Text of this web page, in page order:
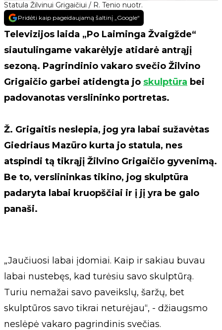
Statula Žilvinui Grigaičiui / R. Tenio nuotr.
Pridėti kaip pageidaujamą šaltinį „Google“
Televizijos laida „Po Laiminga Žvaigžde“
siautulingame vakarėlyje atidarė antrąjį
sezoną. Pagrindinio vakaro svečio Žilvino
Grigaičio garbei atidengta jo skulptūra bei
padovanotas verslininko portretas.
Ž. Grigaitis neslepia, jog yra labai sužavėtas
Giedriaus Mazūro kurta jo statula, nes
atspindi tą tikrąjį Žilvino Grigaičio gyvenimą.
Be to, verslininkas tikino, jog skulptūra
padaryta labai kruopščiai ir į jį yra be galo
panaši.
„Jaučiuosi labai įdomiai. Kaip ir sakiau buvau
labai nustebęs, kad turėsiu savo skulptūrą.
Turiu nemažai savo paveikslų, šaržų, bet
skulptūros savo tikrai neturėjau“, - džiaugsmo
neslėpė vakaro pagrindinis svečias.